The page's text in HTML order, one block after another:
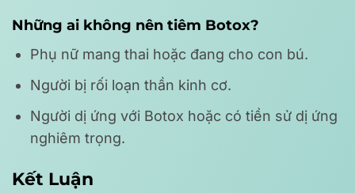
Những ai không nên tiêm Botox?
Phụ nữ mang thai hoặc đang cho con bú.
Người bị rối loạn thần kinh cơ.
Người dị ứng với Botox hoặc có tiền sử dị ứng
nghiêm trọng.
Kết Luận